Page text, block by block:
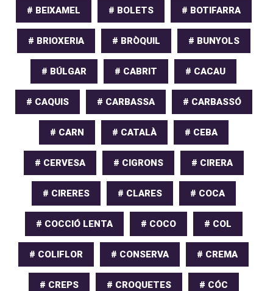
# BEIXAMEL # BOLETS # BOTIFARRA
# BRIOXERIA # BRÒQUIL # BUNYOLS
# BÚLGAR # CABRIT # CACAU
# CAQUIS # CARBASSA # CARBASSÓ
# CARN # CATALÀ # CEBA
# CERVESA # CIGRONS # CIRERA
# CIRERES # CLARES # COCA
# COCCIÓ LENTA # COCO # COL
# COLIFLOR # CONSERVA # CREMA
# CREPS # CROQUETES # CÓC